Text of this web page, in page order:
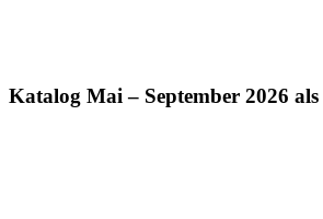
Katalog Mai – September 2026